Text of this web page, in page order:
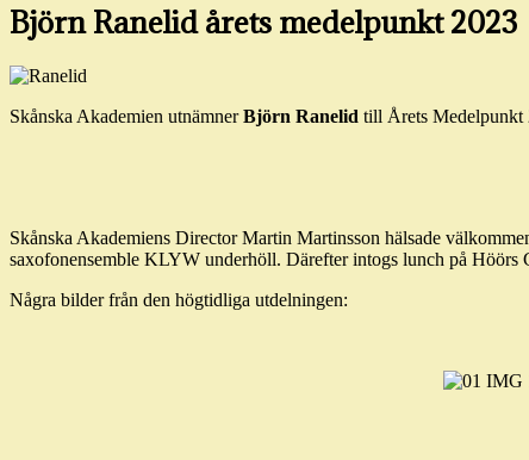
Björn Ranelid årets medelpunkt 2023
Skånska Akademien utnämnerBjörn Ranelid till Årets Medelpunkt
Skånska Akademiens Director Martin Martinsson hälsade
saxofonensemble KLYW underhöll. Därefter intogs lunch på
Några bilder från den högtidliga utdelningen: